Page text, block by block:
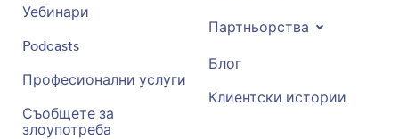
Уебинари
Podcasts
Професионални услуги
Съобщете за
злоупотреба
Партньорства
Блог
Клиентски истории